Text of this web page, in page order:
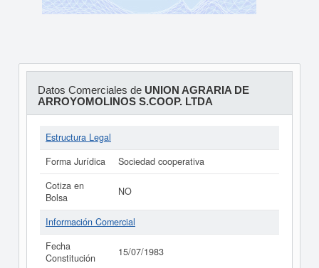
Datos Comerciales de UNION AGRARIA DE
ARROYOMOLINOS S.COOP. LTDA
Estructura Legal
Forma Jurídica
Sociedad cooperativa
Cotiza en
Bolsa
NO
Información Comercial
Fecha
Constitución
15/07/1983